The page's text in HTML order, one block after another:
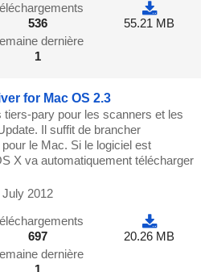
536
dernière
1
55.21 MB
for Mac OS 2.3
tiers-pary pour les scanners et les
Il suffit de brancher
le Mac. Si le logiciel est
X va automatiquement télécharger
2012
697
dernière
20.26 MB